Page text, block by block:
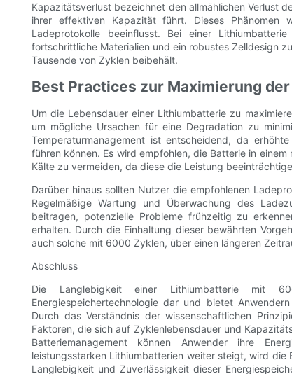
Kapazitätsverlust bezeichnet den allmählichen Verlust
ihrer effektiven Kapazität führt. Dieses Phänomen
Ladeprotokolle beeinflusst. Bei einer
fortschrittliche Materialien und ein robustes Zelldesign
Tausende von Zyklen beibehält.
Best Practices zur Maximierung
Um die Lebensdauer einer Lithiumbatterie zu
um mögliche Ursachen für eine Degradation zu
Temperaturmanagement ist entscheidend, da
führen können. Es wird empfohlen, die Batterie in
Kälte zu vermeiden, da diese die Leistung
Darüber hinaus sollten Nutzer die empfohlenen
Regelmäßige Wartung und Überwachung des
beitragen, potenzielle Probleme frühzeitig zu
erhalten. Durch die Einhaltung dieser bewährten
auch solche mit 6000 Zyklen, über einen längeren
Abschluss
Die Langlebigkeit einer Lithiumbatterie mit
Energiespeichertechnologie dar und bietet
Durch das Verständnis der wissenschaftlichen
Faktoren, die sich auf Zyklenlebensdauer und
Batteriemanagement können Anwender ihre
leistungsstarken Lithiumbatterien weiter steigt, wird
Langlebigkeit und Zuverlässigkeit dieser